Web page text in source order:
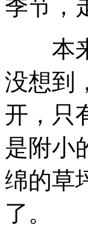
季节，
本来
没想到
开，只
是附小
绵的草
了。